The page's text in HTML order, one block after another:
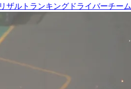
リザルト ランキング ドライバーチーム